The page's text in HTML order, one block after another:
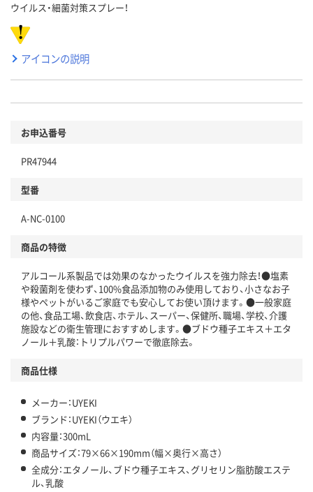
ウイルス・細菌対策スプレー！
アイコンの説明
お申込番号
PR47944
型番
A-NC-0100
商品の特徴
アルコール系製品では効果のなかったウイルスを強力除去！●塩素
や殺菌剤を使わず、100%食品添加物のみ使用しており、小さなお子
様やペットがいるご家庭でも安心してお使い頂けます。●一般家庭
の他、食品工場、飲食店、ホテル、スーパー、保健所、職場、学校、介護
施設などの衛生管理におすすめします。●ブドウ種子エキス＋エタ
ノール＋乳酸：トリプルパワーで徹底除去。
商品仕様
メーカー：UYEKI
ブランド：UYEKI（ウエキ）
内容量：300mL
商品サイズ：79×66×190mm（幅×奥行×高さ）
全成分：エタノール、ブドウ種子エキス、グリセリン脂肪酸エステ
ル、乳酸